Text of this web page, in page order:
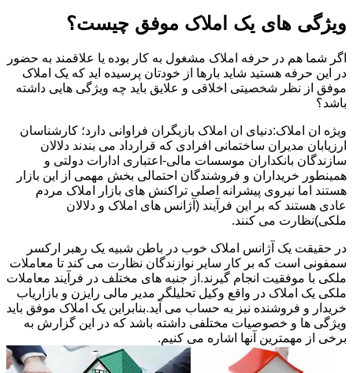
ویژگی های یک املاک موفق چیست؟
اگر شما هم در حرفه املاک مشغول به کار بوده یا علاقمند به حضور
در این حرفه هستید شاید بارها از خودتان پرسیده اید که یک املاک
موفق از نظر شخصیتی اخلاقی و علایق باید چه ویژگی هایی داشته
باشد؟
ویژه ان املاک:دنیای ان املاک بازیگران فراوانی دارد؛ کارشناسان
ارزیابان مدیران ساختمانی افرادی که قرارداد می بندند دلالان
سازندگان بانکداران موسسات مالی-اعتباری ادارات دولتی و
همینطور خریداران و فروشندگان احتمالی بخش مهمی از این بازار
هستند اما نیروی پیشرانه اصلی تراکنش های بازار املاک مردم
عادی هستند که بر این فرآیند (آژانس های املاک و دلالان
ملکی)نظارت می کنند.
در حقیقت یک آژانس املاک خوب در باطن شبیه یک رهبر ارکسر
سمفونی است که بر کار سایر نوازندگان نظارت می کند تا معاملات
ملکی با موفقیت انجام گیرند.از جنبه های مختلف در فرآیند معاملات
ملکی یک املاک در واقع وکیل تحلیلگر مدیر مالی رایزن و بازاریاب
خریدار و فروشنده نیز به حساب می آید.بنابراین یک املاک موفق باید
ویژگی ها و خصوصیات مختلفی داشته باشد که در این گزارش به
برخی از مهمترین آنها اشاره می کنیم.